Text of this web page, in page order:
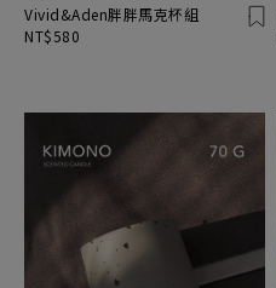
Vivid&Aden胖胖馬克杯組
NT$580